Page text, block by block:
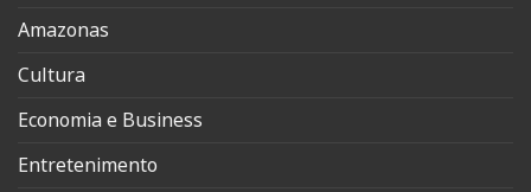
Amazonas
Cultura
Economia e Business
Entretenimento